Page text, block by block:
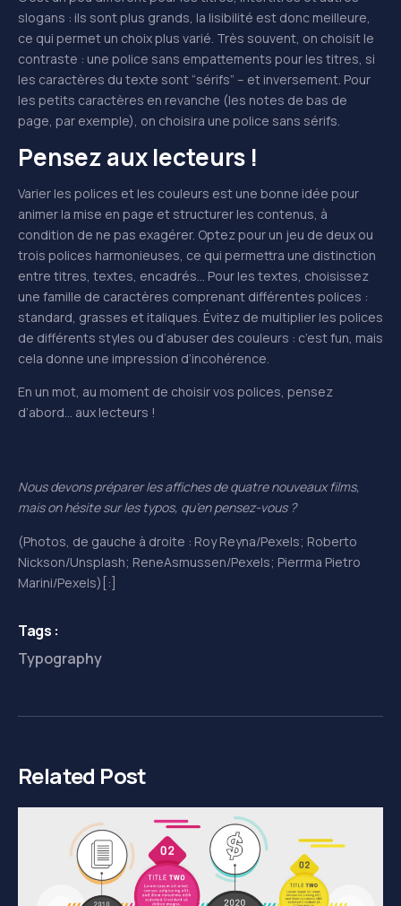
slogans : ils sont plus grands, la lisibilité est donc meilleure,
ce qui permet un choix plus varié. Très souvent, on choisit le
contraste : une police sans empattements pour les titres, si
les caractères du texte sont “sérifs” – et inversement. Pour
les petits caractères en revanche (les notes de bas de
page, par exemple), on choisira une police sans sérifs.
Pensez aux lecteurs !
Varier les polices et les couleurs est une bonne idée pour
animer la mise en page et structurer les contenus, à
condition de ne pas exagérer. Optez pour un jeu de deux ou
trois polices harmonieuses, ce qui permettra une distinction
entre titres, textes, encadrés… Pour les textes, choisissez
une famille de caractères comprenant différentes polices :
standard, grasses et italiques. Évitez de multiplier les polices
de différents styles ou d’abuser des couleurs : c’est fun, mais
cela donne une impression d’incohérence.
En un mot, au moment de choisir vos polices, pensez
d’abord… aux lecteurs !
Nous devons préparer les affiches de quatre nouveaux films,
mais on hésite sur les typos, qu’en pensez-vous ?
(Photos, de gauche à droite : Roy Reyna/Pexels; Roberto
Nickson/Unsplash; ReneAsmussen/Pexels; Pierrma Pietro
Marini/Pexels) [:]
Tags :
Typography
Related Post